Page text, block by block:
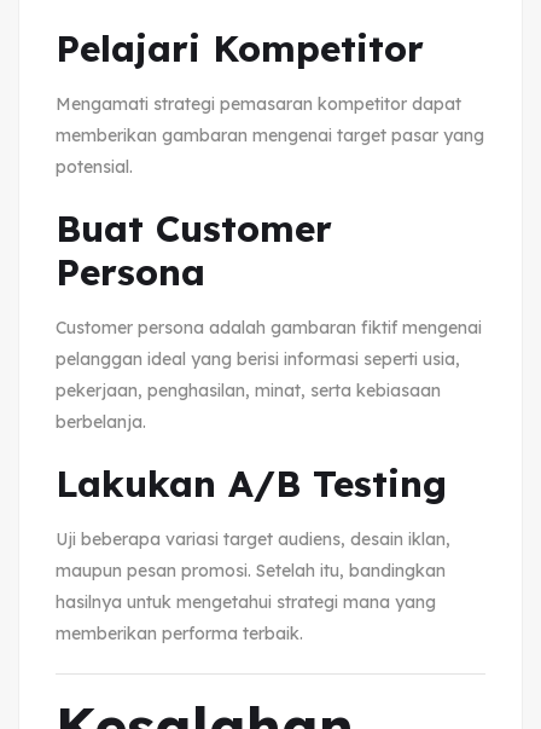
Pelajari Kompetitor
Mengamati strategi pemasaran kompetitor dapat
memberikan gambaran mengenai target pasar yang
potensial.
Buat Customer
Persona
Customer persona adalah gambaran fiktif mengenai
pelanggan ideal yang berisi informasi seperti usia,
pekerjaan, penghasilan, minat, serta kebiasaan
berbelanja.
Lakukan A/B Testing
Uji beberapa variasi target audiens, desain iklan,
maupun pesan promosi. Setelah itu, bandingkan
hasilnya untuk mengetahui strategi mana yang
memberikan performa terbaik.